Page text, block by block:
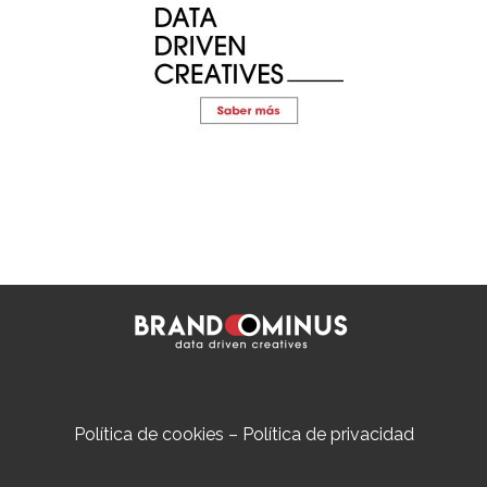
Política de cookies – Política de privacidad